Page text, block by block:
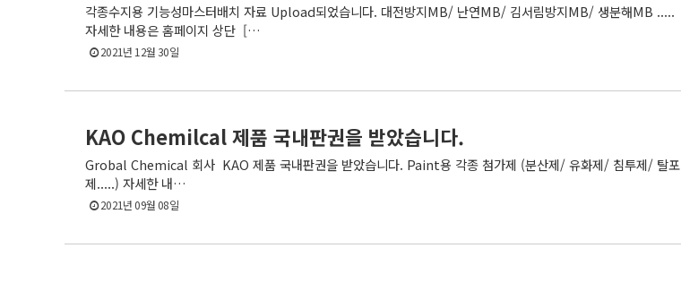
각종수지용 기능성마스터배치 자료 Upload되었습니다. 대전방지MB/ 난연MB/ 김서림방지MB/ 생분해MB .....
자세한 내용은 홈페이지 상단 […
2021년 12월 30일
KAO Chemilcal 제품 국내판권을 받았습니다.
Grobal Chemical 회사 KAO 제품 국내판권을 받았습니다. Paint용 각종 첨가제 (분산제/ 유화제/ 침투제/ 탈포
제.....) 자세한 내…
2021년 09월 08일